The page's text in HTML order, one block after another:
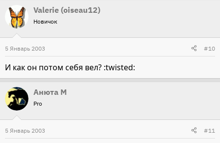
Valerie (oiseau12)
Новичок
5 Январь 2003 #10
И как он потом себя вел? :twisted:
Анюта М
Pro
5 Январь 2003 #11